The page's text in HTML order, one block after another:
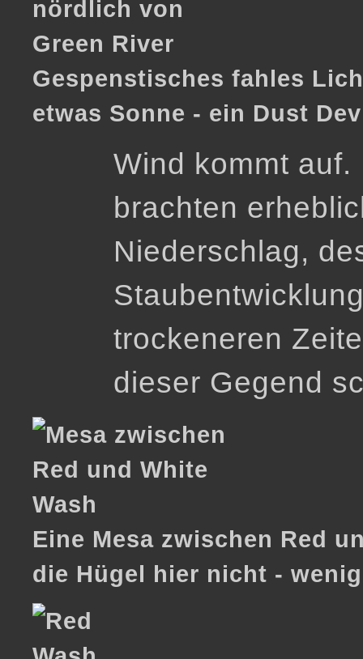
Gespenstisches fahles
etwas Sonne - ein Dust
Wind kommt auf.
brachten
Niederschlag,
trockeneren
dieser Gegend
Eine Mesa zwischen Red
die Hügel hier nicht -